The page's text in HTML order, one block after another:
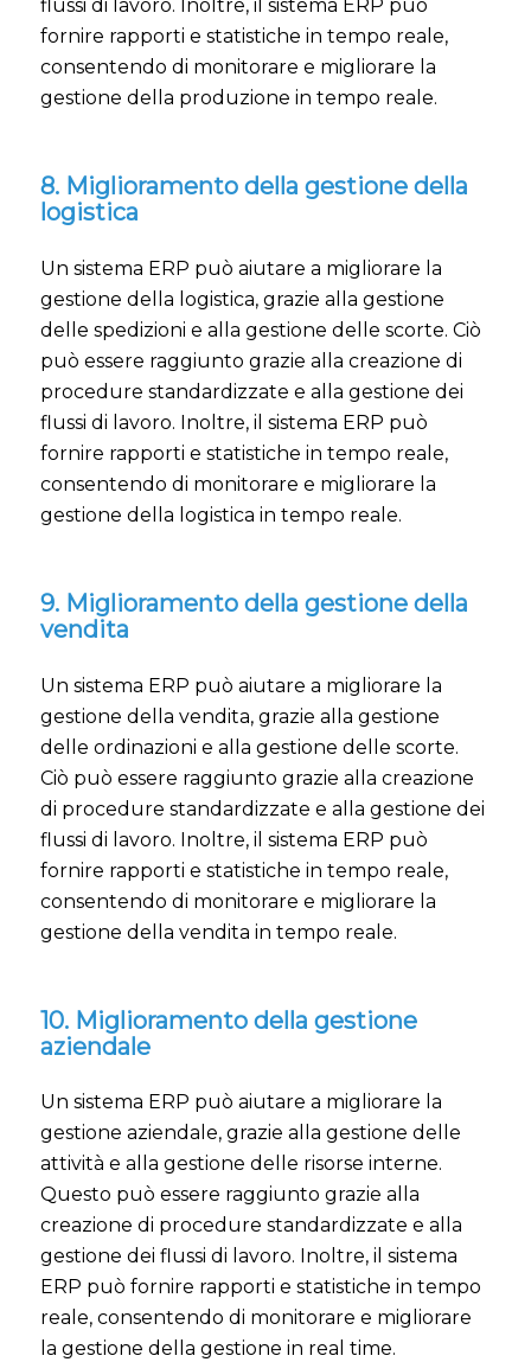
flussi di lavoro. Inoltre, il sistema ERP può
fornire rapporti e statistiche in tempo reale,
consentendo di monitorare e migliorare la
gestione della produzione in tempo reale.
8. Miglioramento della gestione della
logistica
Un sistema ERP può aiutare a migliorare la
gestione della logistica, grazie alla gestione
delle spedizioni e alla gestione delle scorte. Ciò
può essere raggiunto grazie alla creazione di
procedure standardizzate e alla gestione dei
flussi di lavoro. Inoltre, il sistema ERP può
fornire rapporti e statistiche in tempo reale,
consentendo di monitorare e migliorare la
gestione della logistica in tempo reale.
9. Miglioramento della gestione della
vendita
Un sistema ERP può aiutare a migliorare la
gestione della vendita, grazie alla gestione
delle ordinazioni e alla gestione delle scorte.
Ciò può essere raggiunto grazie alla creazione
di procedure standardizzate e alla gestione dei
flussi di lavoro. Inoltre, il sistema ERP può
fornire rapporti e statistiche in tempo reale,
consentendo di monitorare e migliorare la
gestione della vendita in tempo reale.
10. Miglioramento della gestione
aziendale
Un sistema ERP può aiutare a migliorare la
gestione aziendale, grazie alla gestione delle
attività e alla gestione delle risorse interne.
Questo può essere raggiunto grazie alla
creazione di procedure standardizzate e alla
gestione dei flussi di lavoro. Inoltre, il sistema
ERP può fornire rapporti e statistiche in tempo
reale, consentendo di monitorare e migliorare
la gestione della gestione in real time.